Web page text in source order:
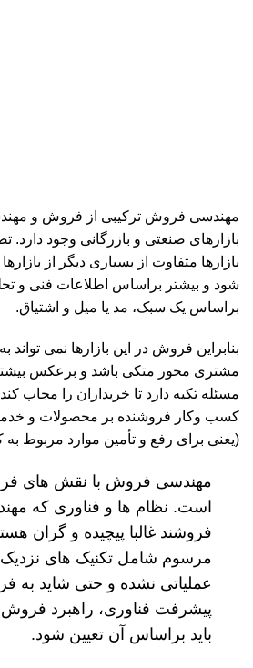
مهندسی فروش ترکیبی از فروش و
بازارهای صنعتی و بازرگانی وجود دارد.
بازارها متفاوت از بسیاری دیگر از
شود و بیشتر براساس اطلاعات فنی و
براساس یک سبک، مد یا میل و اشتیاق.
بنابراین فروش در این بازارها نمی تواند
مشتری محور متکی باشد و برعکس
مسئله تکیه دارد تا خریداران را مجاب
کسب وکار فروشنده بر محصولات و
(یعنی برای رفع و تأمین موارد مربوط
مهندسی فروش با نقش های
است. نظام ها و فناوری که
فروشند غالبا پیچیده و گران
مرسوم شامل تکنیک های
عملیاتی نشده و حتی شاید به
پیشرفت فناوری، راهبرد
باید براساس آن تعیین شود.